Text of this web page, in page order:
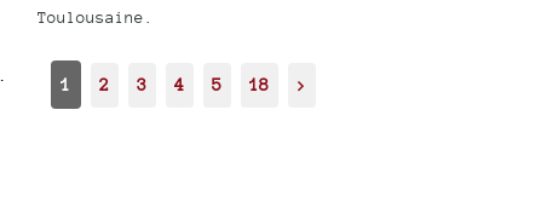
Toulousaine.
1 2 3 4 5 18 >